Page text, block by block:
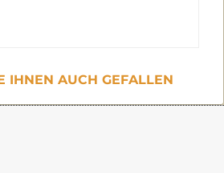
IHNEN AUCH GEFALLEN